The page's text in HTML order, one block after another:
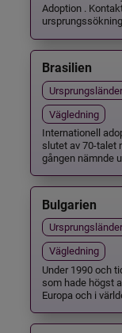
Adoption .
Brasilien
Ursprungsländer
Vägledning
Internationell
slutet av 70-talet
gången nämnde
Bulgarien
Ursprungsländer
Vägledning
Under 1990 och
som hade högst
Europa och i